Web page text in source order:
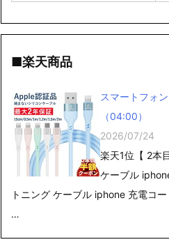
■楽天商品
スマートフォ
（04:00）
2026/07/24
楽天1位【 2本
ケーブル
トニング ケーブル iphone 充電コ
…